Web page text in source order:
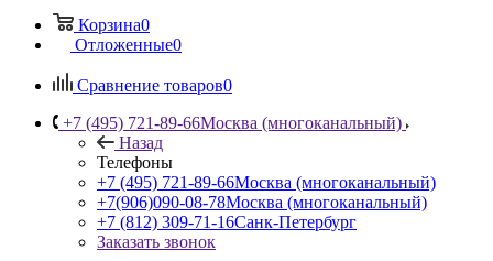
Корзина0
Отложенные0
Сравнение товаров0
+7 (495) 721-89-66Москва (многоканальный)
Назад
Телефоны
+7 (495) 721-89-66Москва (многоканальный)
+7(906)090-08-78Москва (многоканальный)
+7 (812) 309-71-16Санк-Петербург
Заказать звонок